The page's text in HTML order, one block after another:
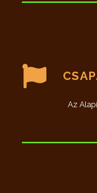
Az